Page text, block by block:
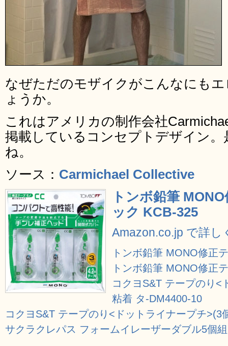
なぜただのモザイクがこんなにも
ょうか。
これはアメリカの制作会社
掲載しているコンセプトデザイン
ね。
ソース： Carmichael Collective
トンボ鉛筆
ック KCB-325
Amazon.co.jp で詳し
トンボ鉛筆 MONO修正
トンボ鉛筆 MONO修正
コクヨS&T テープのり<
粘着 タ-DM4400-10
コクヨS&T テープのり<ドットライナープチ>(3
サクラクレパス フォームイレーザーダブル5個